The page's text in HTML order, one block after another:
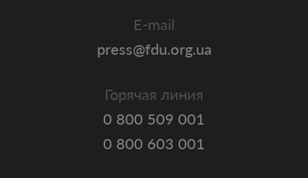
E-mail
press@fdu.org.ua
Горячая линия
0 800 509 001
0 800 603 001